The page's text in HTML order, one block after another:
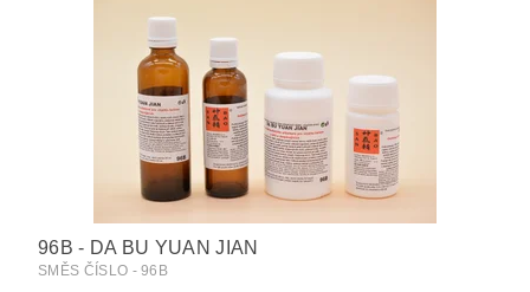
96B - DA BU YUAN JIAN
SMĚS ČÍSLO - 96B